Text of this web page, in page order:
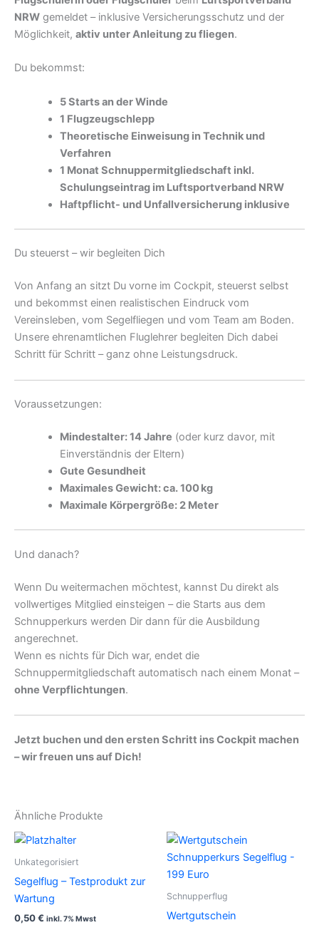
NRW gemeldet – inklusive Versicherungsschutz und der
Möglichkeit, aktiv unter Anleitung zu fliegen.
Du bekommst:
5 Starts an der Winde
1 Flugzeugschlepp
Theoretische Einweisung in Technik und
Verfahren
1 Monat Schnuppermitgliedschaft inkl.
Schulungseintrag im Luftsportverband NRW
Haftpflicht- und Unfallversicherung inklusive
Du steuerst – wir begleiten Dich
Von Anfang an sitzt Du vorne im Cockpit, steuerst selbst
und bekommst einen realistischen Eindruck vom
Vereinsleben, vom Segelfliegen und vom Team am Boden.
Unsere ehrenamtlichen Fluglehrer begleiten Dich dabei
Schritt für Schritt – ganz ohne Leistungsdruck.
Voraussetzungen:
Mindestalter: 14 Jahre (oder kurz davor, mit
Einverständnis der Eltern)
Gute Gesundheit
Maximales Gewicht: ca. 100 kg
Maximale Körpergröße: 2 Meter
Und danach?
Wenn Du weitermachen möchtest, kannst Du direkt als
vollwertiges Mitglied einsteigen – die Starts aus dem
Schnupperkurs werden Dir dann für die Ausbildung
angerechnet.
Wenn es nichts für Dich war, endet die
Schnuppermitgliedschaft automatisch nach einem Monat –
ohne Verpflichtungen.
Jetzt buchen und den ersten Schritt ins Cockpit machen
– wir freuen uns auf Dich!
Ähnliche Produkte
Unkategorisiert
Segelflug – Testprodukt zur
Wartung
0,50€ inkl. 7% Mwst
Schnupperflug
Wertgutschein